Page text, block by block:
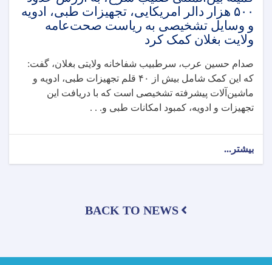
گردیدند
۵۰۰ هزار دالر امریکایی، تجهیزات طبی، ادویه
و وسایل تشخیصی به ریاست صحت‌عامه
ولایت بغلان کمک کرد
صدام حسین عرب، سرطبیب شفاخانه ولایتی بغلان، گفت:
که این کمک شامل بیش از ۴۰ قلم تجهیزات طبی، ادویه و
ماشین‌آلات پیشرفته تشخیصی است که با دریافت این
تجهیزات و ادویه، کمبود امکانات طبی و. . .
بیشتر...
هزار
BACK TO NEWS